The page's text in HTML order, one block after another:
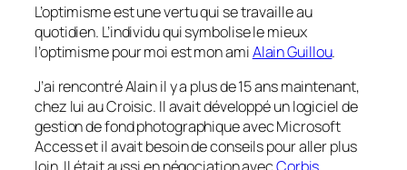
L’optimisme est une vertu qui se travaille au
quotidien. L’individu qui symbolise le mieux
l’optimisme pour moi est mon amiAlain Guillou.
J’ai rencontré Alain il y a plus de 15 ans maintenant,
chez lui au Croisic. Il avait développé un logiciel de
gestion de fond photographique avec Microsoft
Access et il avait besoin de conseils pour aller plus